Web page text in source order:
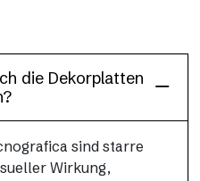
die Dekorplatten
sind starre
Wirkung,